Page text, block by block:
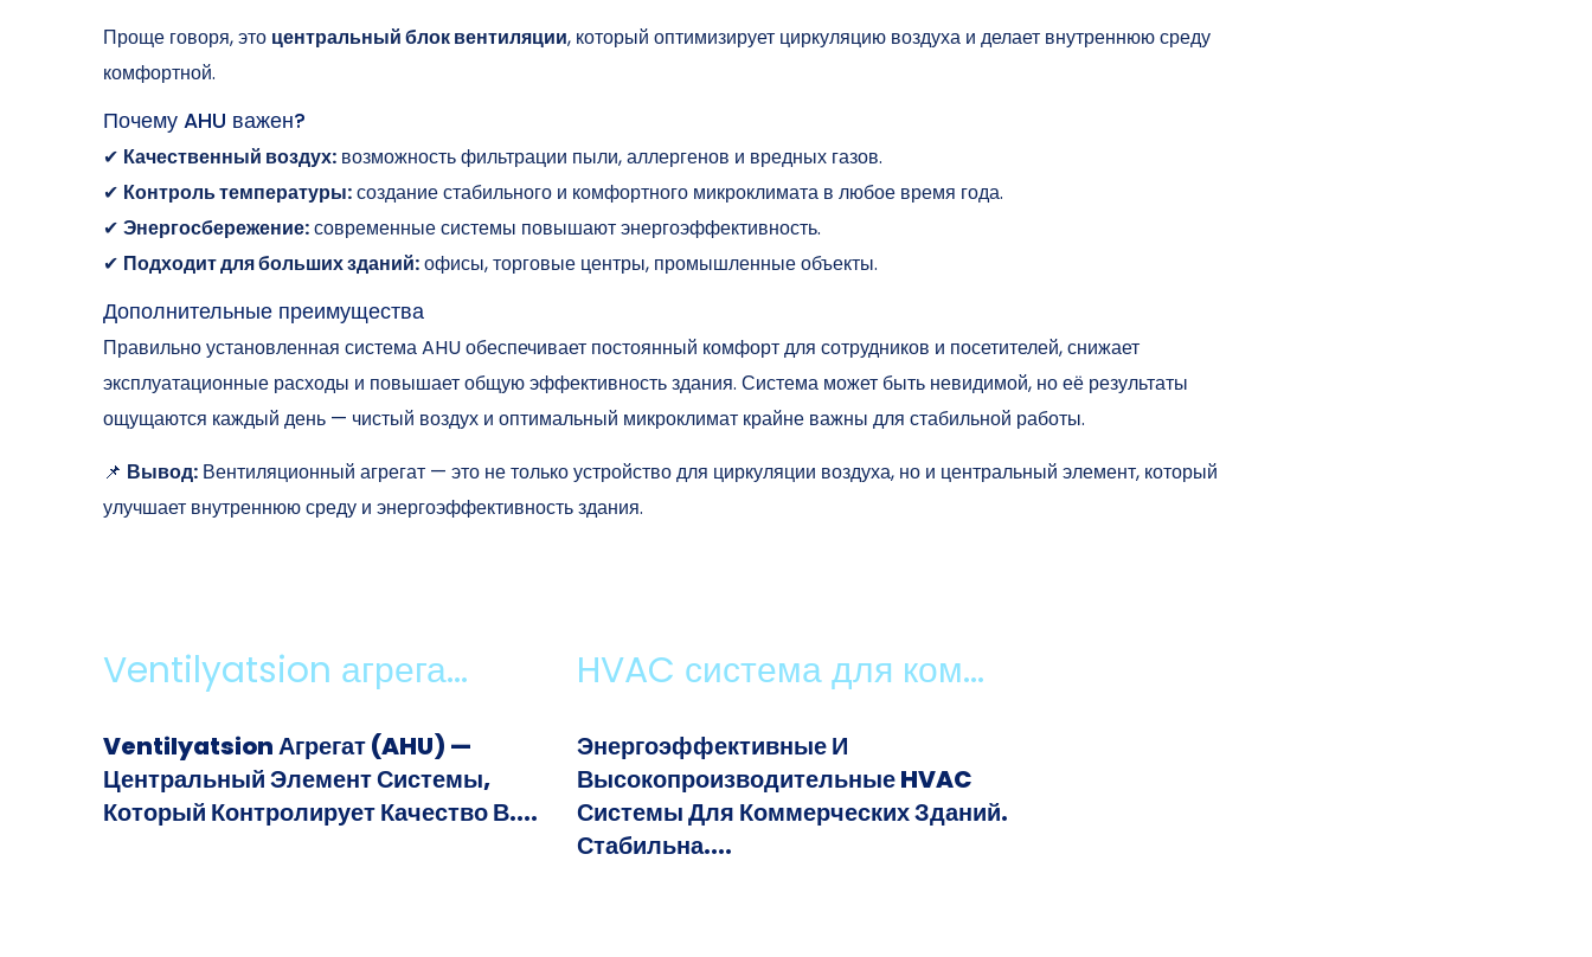
Проще говоря, это центральный блок вентиляции, который оптимизирует циркуляцию воздуха и делает внутреннюю среду
комфортной.
Почему AHU важен?
✔ Качественный воздух: возможность фильтрации пыли, аллергенов и вредных газов.
✔ Контроль температуры:создание стабильного и комфортного микроклимата в любое время года.
✔ Энергосбережение:современные системы повышают энергоэффективность.
✔ Подходит для больших зданий:офисы, торговые центры, промышленные объекты.
Дополнительные преимущества
Правильно установленная система AHU обеспечивает постоянный комфорт для сотрудников и посетителей, снижает
эксплуатационные расходы и повышает общую эффективность здания. Система может быть невидимой, но её результаты
ощущаются каждый день — чистый воздух и оптимальный микроклимат крайне важны для стабильной работы.
📌 Вывод: Вентиляционный агрегат — это не только устройство для циркуляции воздуха, но и центральный элемент, который
улучшает внутреннюю среду и энергоэффективность здания.
Ventilyatsion агрега...
Ventilyatsion Агрегат (AHU) —
Центральный Элемент Системы,
Который Контролирует Качество В....
HVAC система для ком...
Энергоэффективные И
Высокопроизводительные HVAC
Системы Для Коммерческих Зданий.
Стабильна....